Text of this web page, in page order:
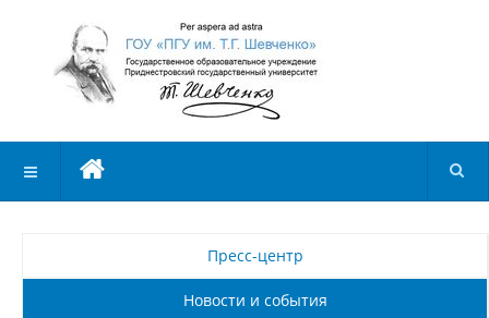
Пресс-центр
Новости и события